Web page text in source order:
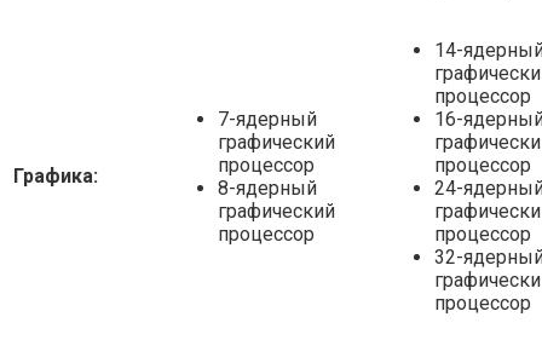
Графика:
7-ядерный
графический
процессор
8-ядерный
графический
процессор
14-
процессор
16-
процессор
24-
процессор
32-
процессор